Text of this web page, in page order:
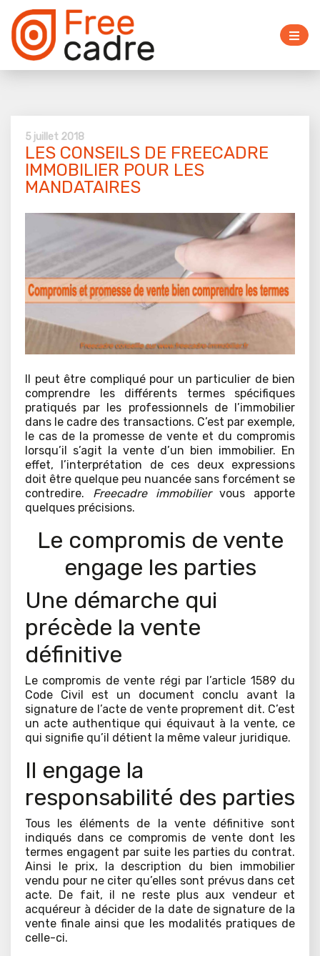
5 juillet 2018
LES CONSEILS DE FREECADRE
IMMOBILIER POUR LES
MANDATAIRES
Il peut être compliqué pour un particulier de bien
comprendre les différents termes spécifiques
pratiqués par les professionnels de l’immobilier
dans le cadre des transactions. C’est par exemple,
le cas de la promesse de vente et du compromis
lorsqu’il s’agit la vente d’un bien immobilier. En
effet, l’interprétation de ces deux expressions
doit être quelque peu nuancée sans forcément se
contredire. Freecadre immobiliervous apporte
quelques précisions.
Le compromis de vente
engage les parties
Une démarche qui
précède la vente
définitive
Le compromis de vente régi par l’article 1589 du
Code Civil est un document conclu avant la
signature de l’acte de vente proprement dit. C’est
un acte authentique qui équivaut à la vente, ce
qui signifie qu’il détient la même valeur juridique.
Il engage la
responsabilité des parties
Tous les éléments de la vente définitive sont
indiqués dans ce compromis de vente dont les
termes engagent par suite les parties du contrat.
Ainsi le prix, la description du bien immobilier
vendu pour ne citer qu’elles sont prévus dans cet
acte. De fait, il ne reste plus aux vendeur et
acquéreur à décider de la date de signature de la
vente finale ainsi que les modalités pratiques de
celle-ci.